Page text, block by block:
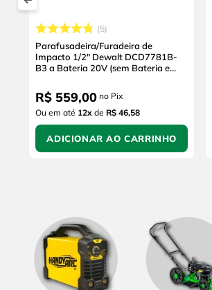
5
Parafusadeira/Furadeira de
Impacto 1/2" Dewalt DCD7781B-
B3 a Bateria 20V (sem Bateria e
R$ 559,00 no Pix
Ou em até 12x de R$ 46,58
ADICIONAR AO CARRINHO